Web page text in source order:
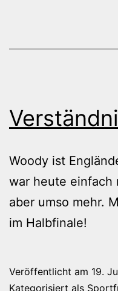
Woody ist
war heute einfach
aber umso mehr.
im Halbfinale!
Veröffentlicht am 19.
Kategorisiert als